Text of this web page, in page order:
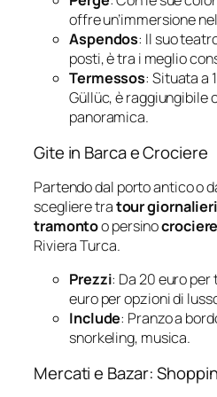
offre un’immersione
Aspendos: Il suo
posti, è tra i meglio
Termessos: Situata a
Güllüc, è raggiungibile
panoramica.
Gite in Barca e Crociere
Partendo dal porto antico o
scegliere tratour giornalieri
tramontoo persino
Riviera Turca.
Prezzi: Da 20 euro per
euro per opzioni di
Include: Pranzo a
snorkeling, musica.
Mercati e Bazar: